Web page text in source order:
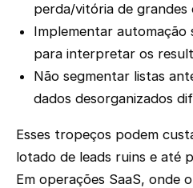
perda/vitória de grandes
Implementar automação
para interpretar os
Não segmentar listas
dados desorganizados
Esses tropeços podem
lotado de leads ruins e até
Em operações SaaS, onde